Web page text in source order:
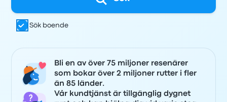
Sök boende
Bli en av över 75 miljoner resenärer
som bokar över 2 miljoner rutter i fler
än 85 länder.
Vår kundtjänst är tillgänglig dygnet